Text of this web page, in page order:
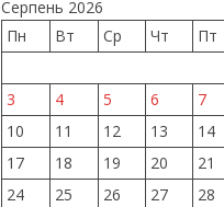
Серпень 2026
Пн
Вт Ср Чт Пт
3
4 5 6 7
10
11 12 13 14
17
18 19 20 21
24
25 26 27 28